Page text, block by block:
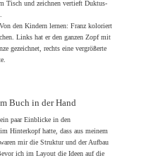
Buch in der Hand
paar Einblicke in den
Hinterkopf hatte, dass aus meinem
mir die Struktur und der Aufbau
ich im Layout die Ideen auf die